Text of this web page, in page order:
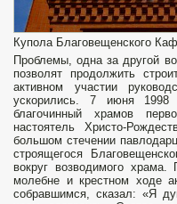
Купола Благовещенского
Проблемы, одна за другой
позволят продолжить
активном участии
ускорились. 7 июня 1998
благочинный храмов
настоятель Христо-
большом стечении
строящегося
вокруг возводимого храма.
молебне и крестном ходе
собравшимся, сказал: «Я